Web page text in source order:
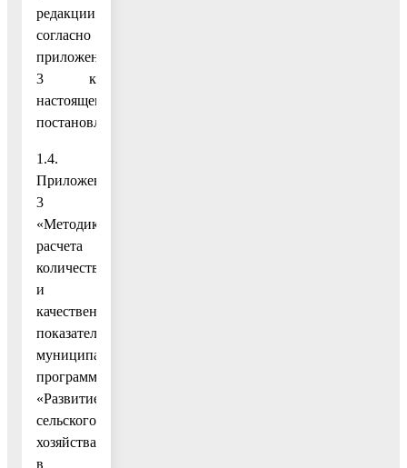
редакции
согласно
приложению
3 к
настоящему
постановлению;
1.4.
Приложение
3
«Методика
расчета
количественных
и
качественных
показателей
муниципальной
программы
«Развитие
сельского
хозяйства
в